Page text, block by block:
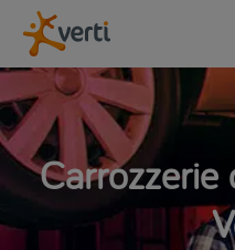
Carrozzerie